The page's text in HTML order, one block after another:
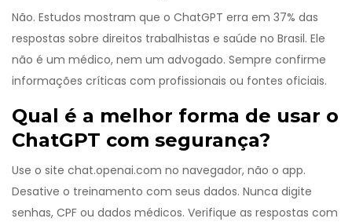
Não. Estudos mostram que o ChatGPT erra em 37% das
respostas sobre direitos trabalhistas e saúde no Brasil. Ele
não é um médico, nem um advogado. Sempre confirme
informações críticas com profissionais ou fontes oficiais.
Qual é a melhor forma de usar o
ChatGPT com segurança?
Use o site chat.openai.com no navegador, não o app.
Desative o treinamento com seus dados. Nunca digite
senhas, CPF ou dados médicos. Verifique as respostas com